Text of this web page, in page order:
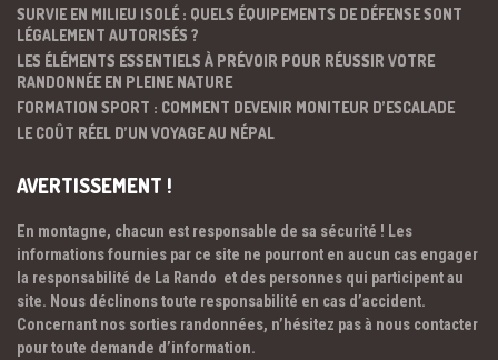
SURVIE EN MILIEU ISOLÉ : QUELS ÉQUIPEMENTS DE DÉFENSE SONT
LÉGALEMENT AUTORISÉS ?
LES ÉLÉMENTS ESSENTIELS À PRÉVOIR POUR RÉUSSIR VOTRE
RANDONNÉE EN PLEINE NATURE
FORMATION SPORT : COMMENT DEVENIR MONITEUR D’ESCALADE
LE COÛT RÉEL D’UN VOYAGE AU NÉPAL
AVERTISSEMENT !
En montagne, chacun est responsable de sa sécurité ! Les
informations fournies par ce site ne pourront en aucun cas engager
la responsabilité de La Rando et des personnes qui participent au
site. Nous déclinons toute responsabilité en cas d’accident.
Concernant nos sorties randonnées, n’hésitez pas à nous contacter
pour toute demande d’information.